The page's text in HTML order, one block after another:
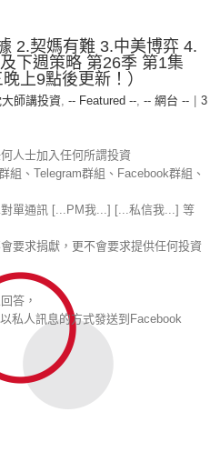
2.契媽有難 3.中美博弈 4.
下週策略 第26季 第1集
上9點後更新！）
師講投資, -- Featured --, -- 網台 --
3
人士加入任何所謂投資
組、Telegram群組、Facebook群組、
單通訊 [...PM我...] [...私信我...] 等
要求捐獻，更不會要求提供任何投資
答，
私人訊息的方式發送到Facebook